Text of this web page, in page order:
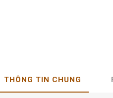
THÔNG TIN CHUNG